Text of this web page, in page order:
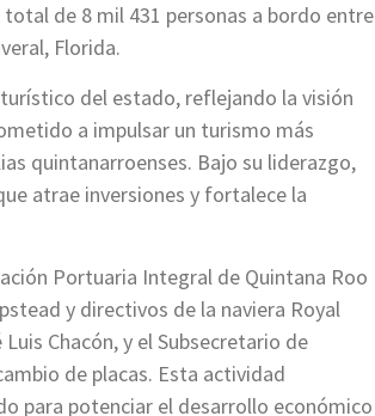
de 8 mil 431 personas a bordo entre
Florida.
del estado, reflejando la visión
a impulsar un turismo más
quintanarroenses. Bajo su liderazgo,
atrae inversiones y fortalece la
Portuaria Integral de Quintana Roo
y directivos de la naviera Royal
Chacón, y el Subsecretario de
de placas. Esta actividad
para potenciar el desarrollo económico